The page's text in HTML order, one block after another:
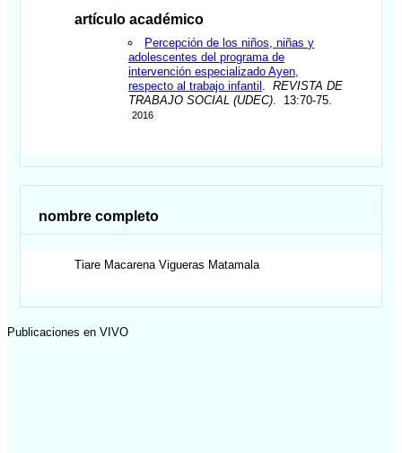
artículo académico
Percepción de los niños, niñas y
adolescentes del programa de
intervención especializado Ayen,
respecto al trabajo infantil .REVISTA DE
TRABAJO SOCIAL (UDEC). 13:70-75.
2016
nombre completo
Tiare Macarena Vigueras Matamala
Publicaciones en VIVO